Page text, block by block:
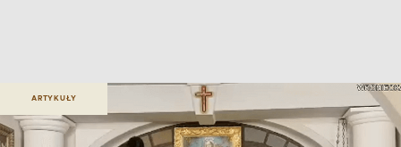
ARTYKUŁY